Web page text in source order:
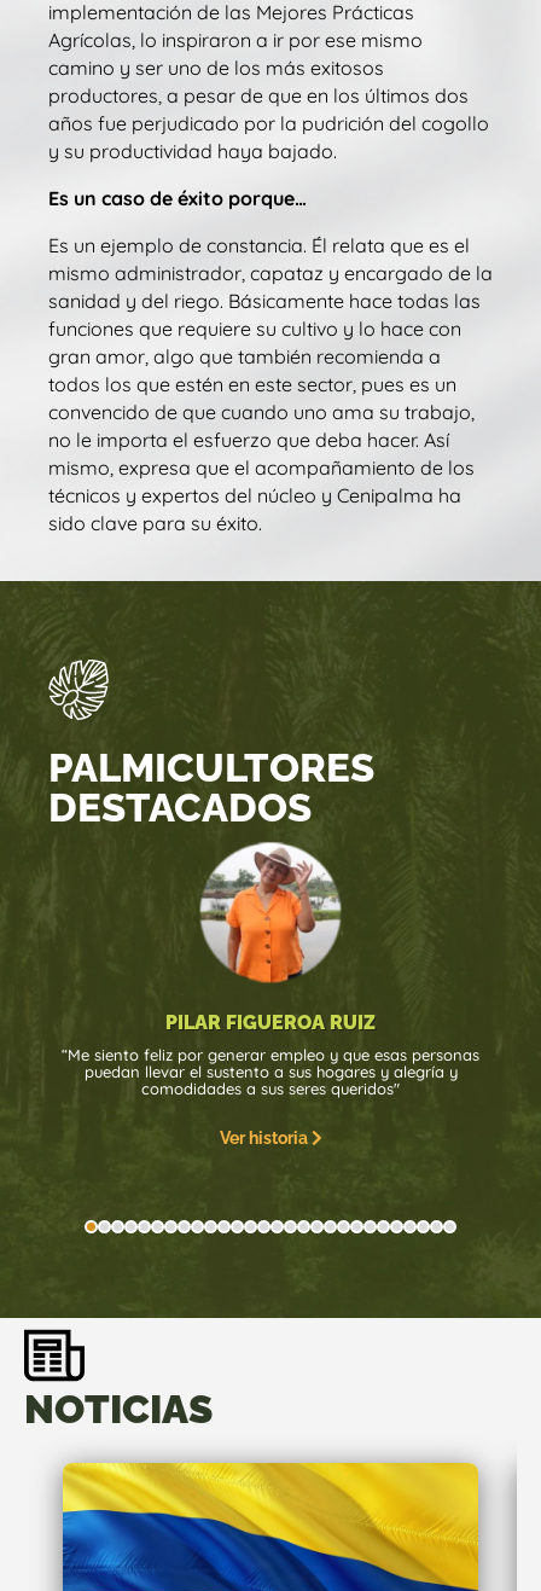
implementación de las Mejores Prácticas
Agrícolas, lo inspiraron a ir por ese mismo
camino y ser uno de los más exitosos
productores, a pesar de que en los últimos dos
años fue perjudicado por la pudrición del cogollo
y su productividad haya bajado.
Es un caso de éxito porque…
Es un ejemplo de constancia. Él relata que es el
mismo administrador, capataz y encargado de la
sanidad y del riego. Básicamente hace todas las
funciones que requiere su cultivo y lo hace con
gran amor, algo que también recomienda a
todos los que estén en este sector, pues es un
convencido de que cuando uno ama su trabajo,
no le importa el esfuerzo que deba hacer. Así
mismo, expresa que el acompañamiento de los
técnicos y expertos del núcleo y Cenipalma ha
sido clave para su éxito.
PALMICULTORES
DESTACADOS
PILAR FIGUEROA RUIZ
“Me siento feliz por generar empleo y que esas personas
puedan llevar el sustento a sus hogares y alegría y
comodidades a sus seres queridos"
Ver historia
NOTICIAS